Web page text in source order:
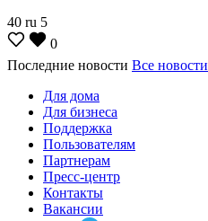
40 ru 5
0
Последние новости Все новости
Для дома
Для бизнеса
Поддержка
Пользователям
Партнерам
Пресс-центр
Контакты
Вакансии